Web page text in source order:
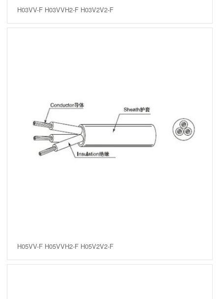
H03VV-F H03VVH2-F H03V2V2-F
H05VV-F H05VVH2-F H05V2V2-F